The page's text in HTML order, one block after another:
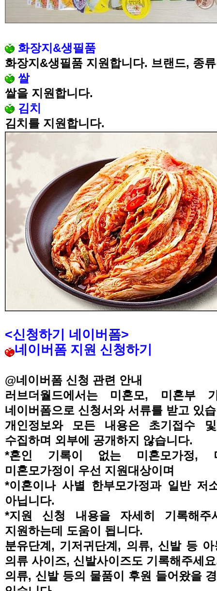
화장지 &생필품
화장지 &생필품 지원합니다. 브랜드, 종
쌀
쌀을 지원합니다.
김치
김치를 지원합니다.
<신청하기 네이버폼>
네이버폼 지원 신청하기
@네이버폼 신청 관련 안내
러브더월드에서는 미혼모, 미혼부
네이버폼으로 신청서와 서류를 받고 있
개인정보와 모든 내용은 초기접수
수집하며 외부에 공개하지 않습니다.
*혼인 기록이 없는 미혼모가정,
미혼모가정이 우선 지원대상이며
*이혼이나 사별 한부모가정과 일반 저
아닙니다.
*지원 신청 내용을 자세히 기록해
지원하는데 도움이 됩니다.
분유단계 , 기저귀단계 , 의류, 신발 등 아
의류 사이즈, 신발사이즈도 기록해주세요
의류, 신발 등의 물품이 후원 들어왔을